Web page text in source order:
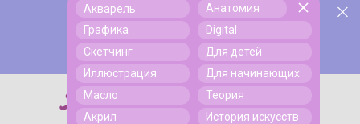
Поиск
Поиск
Акварель
Графика
Скетчинг
Иллюстрация
Масло
Акрил
Анатомия
Digital
Для детей
Для начинающих
Теория
История искусств